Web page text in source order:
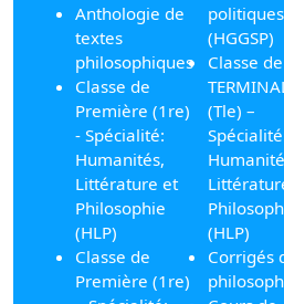
Anthologie de
textes
philosophiques
Classe de
Première (1re)
- Spécialité:
Humanités,
Littérature et
Philosophie
(HLP)
Classe de
Première (1re)
politiques
(HGGSP)
Classe de
(Tle) –
(HLP)
Corrigés